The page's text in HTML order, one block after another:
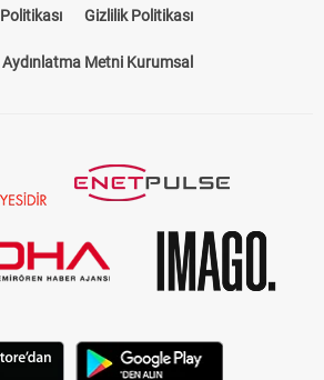
Gizlilik Politikası
Aydınlatma Metni Kurumsal